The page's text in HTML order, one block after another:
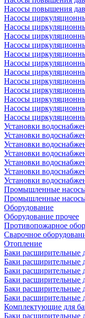
Насосы повышения
Насосы
Насосы
Насосы
Насосы
Насосы
Насосы
Насосы
Насосы
Насосы
Насосы
Насосы
Насосы
Установки
Установки
Установки
Установки
Установки
Установки
Установки
Промышленные
Промышленные
Оборудование
Оборудование прочее
Противопожарное
Сварочное
Отопление
Баки расширительные
Баки расширительные
Баки расширительные
Баки расширительные
Баки расширительные
Баки расширительные
Комплектующие для
Баки